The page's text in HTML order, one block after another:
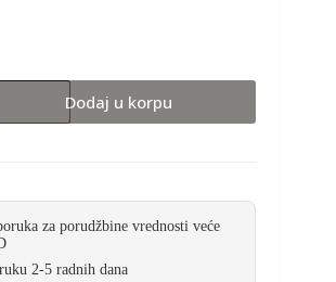
Dodaj u korpu
za porudžbine vrednosti veće
2-5 radnih dana